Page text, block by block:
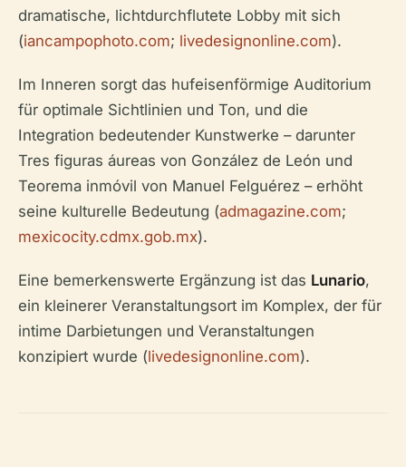
dramatische, lichtdurchflutete Lobby mit sich
(iancampophoto.com; livedesignonline.com).
Im Inneren sorgt das hufeisenförmige Auditorium
für optimale Sichtlinien und Ton, und die
Integration bedeutender Kunstwerke – darunter
Tres figuras áureas von González de León und
Teorema inmóvil von Manuel Felguérez – erhöht
seine kulturelle Bedeutung (admagazine.com;
mexicocity.cdmx.gob.mx).
Eine bemerkenswerte Ergänzung ist das Lunario,
ein kleinerer Veranstaltungsort im Komplex, der für
intime Darbietungen und Veranstaltungen
konzipiert wurde (livedesignonline.com).